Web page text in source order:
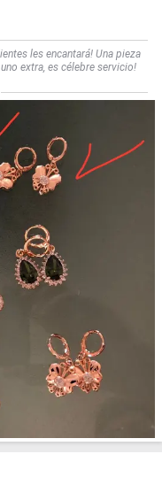
les encantará! Una pieza
extra, es célebre servicio!